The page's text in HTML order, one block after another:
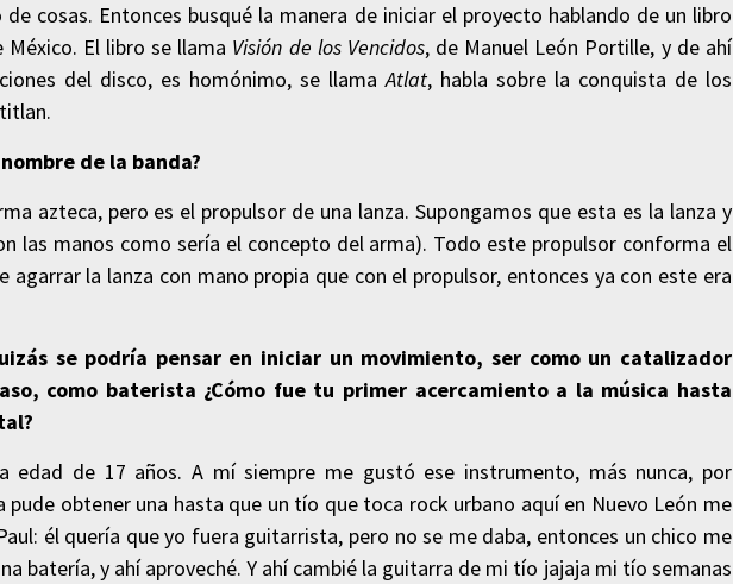
cosas. Entonces busqué la manera de iniciar el proyecto hablando de un libro
El libro se llama Visión de los Vencidos, de Manuel León Portille, y de ahí
del disco, es homónimo, se llamaAtlat, habla sobre la conquista de los
de la banda?
azteca, pero es el propulsor de una lanza. Supongamos que esta es la lanza y
las manos como sería el concepto del arma). Todo este propulsor conforma el
la lanza con mano propia que con el propulsor, entonces ya con este era
se podría pensar en iniciar un movimiento, ser como un catalizador
como baterista ¿Cómo fue tu primer acercamiento a la música hasta
edad de 17 años. A mí siempre me gustó ese instrumento, más nunca, por
pude obtener una hasta que un tío que toca rock urbano aquí en Nuevo León me
él quería que yo fuera guitarrista, pero no se me daba, entonces un chico me
batería, y ahí aproveché. Y ahí cambié la guitarra de mi tío jajaja mi tío semanas